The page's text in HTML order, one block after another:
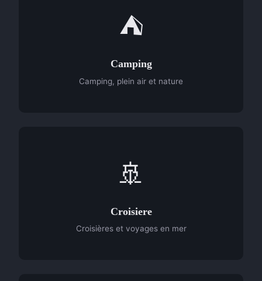
⛺
Camping
Camping, plein air et nature
🚢
Croisiere
Croisières et voyages en mer